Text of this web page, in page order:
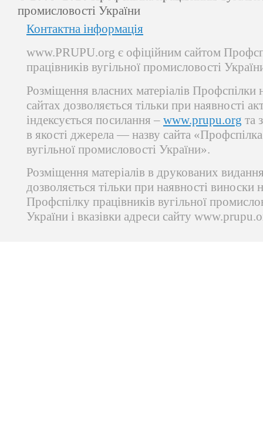
промисловості України
Контактна інформація
www.PRUPU.org є офіційним сайтом
працівників вугільної промисловості
Розміщення власних матеріалів Профспілки
сайтах дозволяється тільки при наявності
індексується посилання – www.prupu.org та
в якості джерела — назву сайта «Профспілка
вугільної промисловості України».
Розміщення матеріалів в друкованих
дозволяється тільки при наявності виноски
Профспілку працівників вугільної
України і вказівки адреси сайту